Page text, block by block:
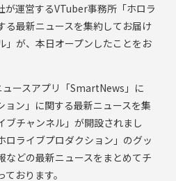
が運営するVTuber事務所「ホロラ
る最新ニュースを集約してお届け
」が、本日オープンしたことをお
ースアプリ「SmartNews」に
ョン」に関する最新ニュースを集
ブチャンネル」が開設されまし
ロライブプロダクション」のグッ
などの最新ニュースをまとめてチ
おります。